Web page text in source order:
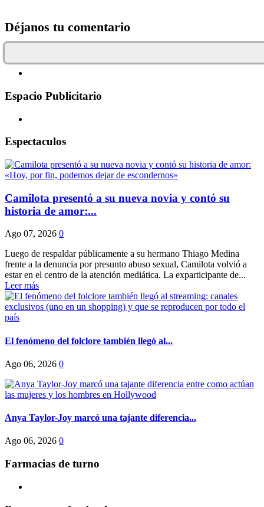
Déjanos tu comentario
Espacio Publicitario
Espectaculos
Camilota presentó a su nueva novia y contó su
historia de amor:...
Ago 07, 2026 0
Luego de respaldar públicamente a su hermano Thiago Medina
frente a la denuncia por presunto abuso sexual, Camilota volvió a
estar en el centro de la atención mediática. La exparticipante de...
Leer más
El fenómeno del folclore también llegó al...
Ago 06, 2026 0
Anya Taylor-Joy marcó una tajante diferencia...
Ago 06, 2026 0
Farmacias de turno